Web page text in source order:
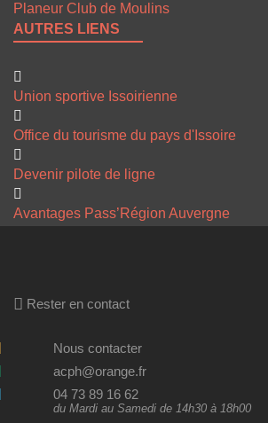
Planeur Club de Moulins
AUTRES LIENS
Union sportive Issoirienne
Office du tourisme du pays d'Issoire
Devenir pilote de ligne
Avantages Pass’Région Auvergne
Rester en contact
Nous contacter
acph@orange.fr
04 73 89 16 62
du Mardi au Samedi de 14h30 à 18h00